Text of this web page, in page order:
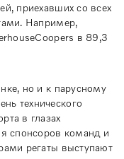
приехавших со всех
Например,
в 89,3
но и к парусному
технического
в глазах
спонсоров команд и
регаты выступают